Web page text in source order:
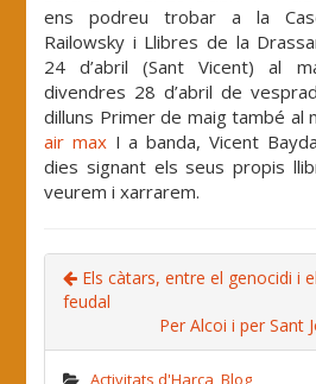
ens podreu trobar a la
Railowsky i Llibres de la
24 d’abril (Sant Vicent) al
divendres 28 d’abril de
dilluns Primer de maig també al
air max I a banda, Vicent
dies signant els seus propis
veurem i xarrarem.
Els càtars, entre el genocidi i
feudal
Per Alcoi i per Sant
Activitats d'Harca ,Blog